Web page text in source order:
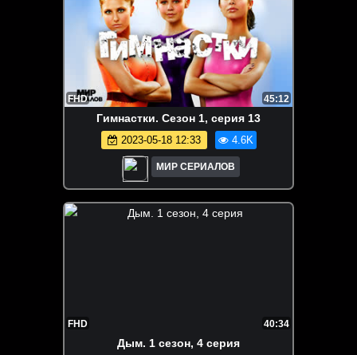
FHD 45:12
Гимнастки. Сезон 1, серия 13
2023-05-18 12:33 4.6K
МИР СЕРИАЛОВ
FHD 40:34
Дым. 1 сезон, 4 серия